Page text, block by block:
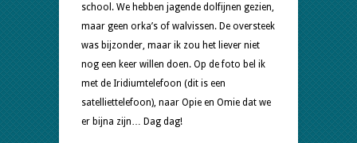
school. We hebben jagende dolfijnen gezien,
maar geen orka’s of walvissen. De oversteek
was bijzonder, maar ik zou het liever niet
nog een keer willen doen. Op de foto bel ik
met de Iridiumtelefoon (dit is een
satelliettelefoon), naar Opie en Omie dat we
er bijna zijn… Dag dag!